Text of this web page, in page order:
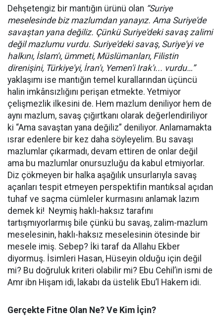
Dehşetengiz bir mantığın ürünü olan “Suriye
meselesinde biz mazlumdan yanayız. Ama Suriye'de
savaştan yana değiliz. Çünkü Suriye'deki savaş zalimi
değil mazlumu vurdu. Suriye'deki savaş, Suriye'yi ve
halkını, İslam'ı, ümmeti, Müslümanları, Filistin
direnişini, Türkiye'yi, İran'ı, Yemen'i Irak'ı... vurdu…”
yaklaşımı ise mantığın temel kurallarından üçüncü
halin imkânsızlığını perişan etmekte. Yetmiyor
çelişmezlik ilkesini de. Hem mazlum deniliyor hem de
aynı mazlum, savaş çığırtkanı olarak değerlendiriliyor
ki “Ama savaştan yana değiliz” deniliyor. Anlamamakta
ısrar edenlere bir kez daha söyleyelim. Bu savaşı
mazlumlar çıkarmadı, devam ettiren de onlar değil
ama bu mazlumlar onursuzluğu da kabul etmiyorlar.
Diz çökmeyen bir halka aşağılık unsurlarıyla savaş
açanları tespit etmeyen perspektifin mantıksal açıdan
tuhaf ve saçma cümleler kurmasını anlamak lazım
demek ki! Neymiş haklı-haksız tarafını
tartışmıyorlarmış bile çünkü bu savaş, zalim-mazlum
meselesinin, haklı-haksız meselesinin ötesinde bir
mesele imiş. Sebep? İki taraf da Allahu Ekber
diyormuş. İsimleri Hasan, Hüseyin olduğu için değil
mi? Bu doğruluk kriteri olabilir mi? Ebu Cehil’in ismi de
Amr ibn Hişam idi, lakabı da üstelik Ebu’l Hakem idi.
Gerçekte Fitne Olan Ne? Ve Kim İçin?